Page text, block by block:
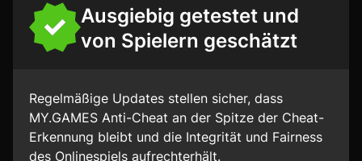
Ausgiebig getestet und
von Spielern geschätzt
Regelmäßige Updates stellen sicher, dass
MY.GAMES Anti-Cheat an der Spitze der Cheat-
Erkennung bleibt und die Integrität und Fairness
des Onlinespiels aufrechterhält.